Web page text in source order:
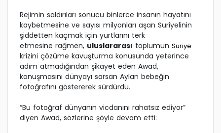
Rejimin saldırıları sonucu binlerce insanın hayatını
kaybetmesine ve sayısı milyonları aşan Suriyelinin
şiddetten kaçmak için yurtlarını terk
etmesine rağmen, uluslararası toplumun Suriye
krizini çözüme kavuşturma konusunda yeterince
adım atmadığından şikayet eden Awad,
konuşmasını dünyayı sarsan Aylan bebeğin
fotoğrafını göstererek sürdürdü.
“Bu fotoğraf dünyanın vicdanını rahatsız ediyor”
diyen Awad, sözlerine şöyle devam etti: